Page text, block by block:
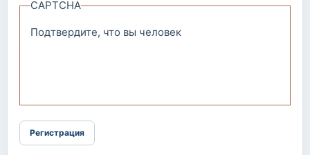
CAPTCHA
Подтвердите, что вы человек